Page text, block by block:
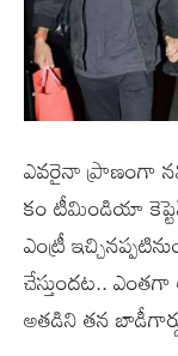
ఎవరైనా ప్రాణంగా
కం టీమిండియా
ఎంట్రీ
చేస్తుందట..
అతడిని తన